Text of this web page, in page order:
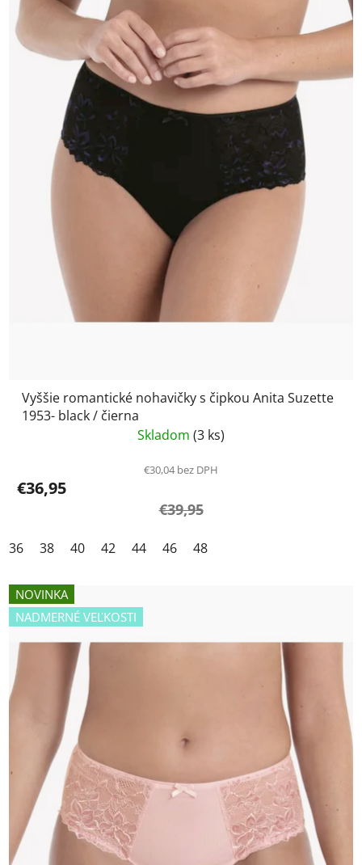
Vyššie romantické nohavičky s čipkou Anita Suzette
1953- black / čierna
Skladom (3 ks)
€30,04 bez DPH
€36,95
€39,95
36 38 40 42 44 46 48
NOVINKA
NADMERNÉ VEĽKOSTI